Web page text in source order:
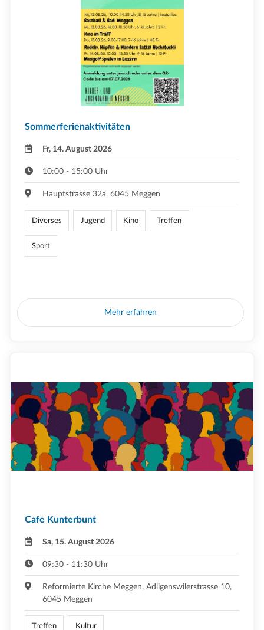
Sommerferienaktivitäten
Fr, 14. August 2026
10:00 - 15:00 Uhr
Hauptstrasse 32a, 6045 Meggen
Diverses Jugend Kino Treffen
Sport
Mehr erfahren
Cafe Kunterbunt
Sa, 15. August 2026
09:30 - 11:30 Uhr
Reformierte Kirche Meggen, Adligenswilerstrasse 10,
6045 Meggen
Treffen Kultur